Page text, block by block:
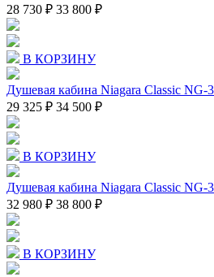
28 730 ₽ 33 800 ₽
В КОРЗИНУ
Душевая кабина Niagara Classic
29 325 ₽ 34 500 ₽
В КОРЗИНУ
Душевая кабина Niagara Classic NG-
32 980 ₽ 38 800 ₽
В КОРЗИНУ